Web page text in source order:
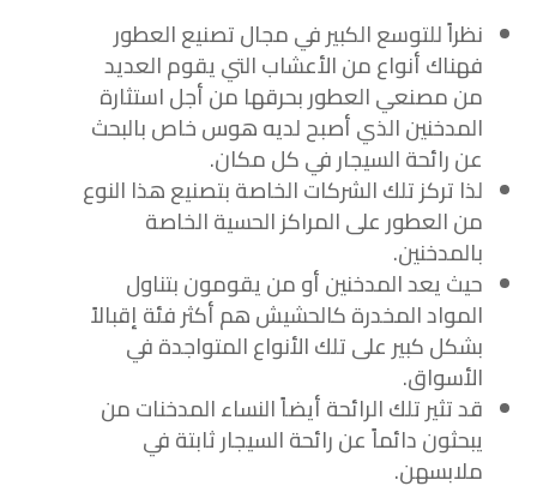
نظراً للتوسع الكبير في مجال تصنيع العطور
فهناك أنواع من الأعشاب التي يقوم العديد
من مصنعي العطور بحرقها من أجل استثارة
المدخنين الذي أصبح لديه هوس خاص بالبحث
عن رائحة السيجار في كل مكان.
لذا تركز تلك الشركات الخاصة بتصنيع هذا النوع
من العطور على المراكز الحسية الخاصة
بالمدخنين.
حيث يعد المدخنين أو من يقومون بتناول
المواد المخدرة كالحشيش هم أكثر فئة إقبالاً
بشكل كبير على تلك الأنواع المتواجدة في
الأسواق.
قد تثير تلك الرائحة أيضاً النساء المدخنات من
يبحثون دائماً عن رائحة السيجار ثابتة في
ملابسهن.